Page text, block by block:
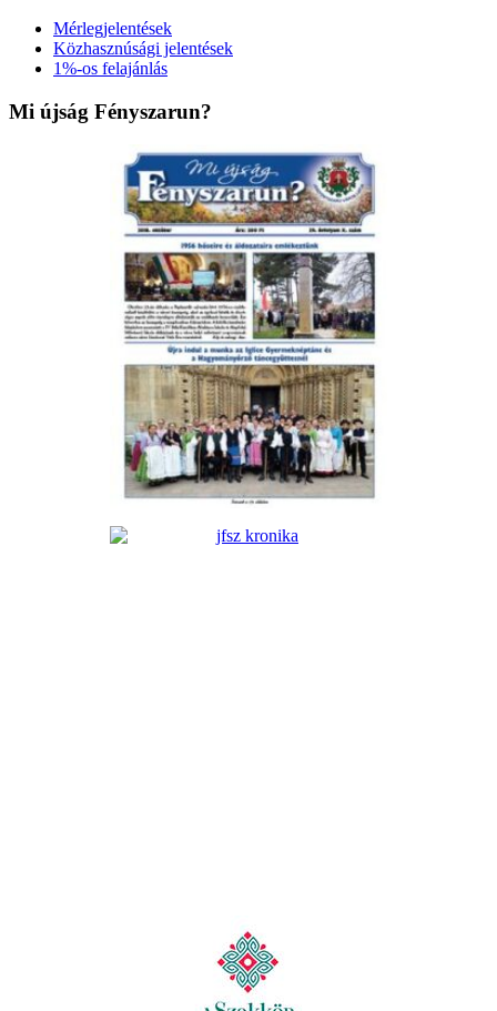
Mérlegjelentések
Közhasznúsági jelentések
1%-os felajánlás
Mi újság Fényszarun?